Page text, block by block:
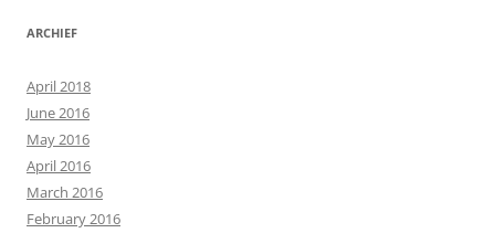
ARCHIEF
April 2018
June 2016
May 2016
April 2016
March 2016
February 2016